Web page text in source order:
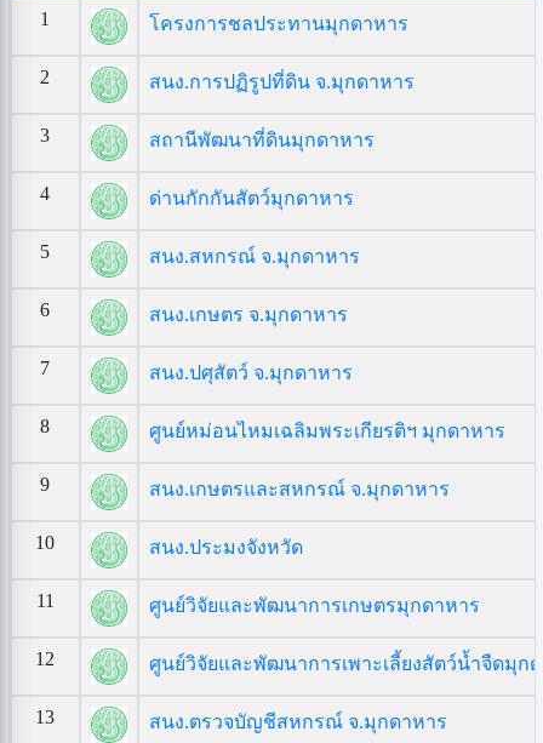
1 โครงการชลประทานมุกดาหาร
2 สนง.การปฏิรูปที่ดิน จ.มุกดาหาร
3 สถานีพัฒนาที่ดินมุกดาหาร
4 ด่านกักกันสัตว์มุกดาหาร
5 สนง.สหกรณ์ จ.มุกดาหาร
6 สนง.เกษตร จ.มุกดาหาร
7 สนง.ปศุสัตว์ จ.มุกดาหาร
8 ศูนย์หม่อนไหมเฉลิมพระเกียรติฯ มุกดาหาร
9 สนง.เกษตรและสหกรณ์ จ.มุกดาหาร
10 สนง.ประมงจังหวัด
11 ศูนย์วิจัยและพัฒนาการเกษตรมุกดาหาร
12 ศูนย์วิจัยและพัฒนาการเพาะเลี้ยงสัตว์น้ำจืดมุก
13 สนง.ตรวจบัญชีสหกรณ์ จ.มุกดาหาร